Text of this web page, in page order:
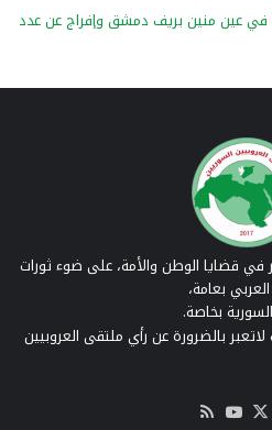
في عين منين بريف دمشق وإفراج عن عدد
في قضايا الوطن والأمة، على ضوء ثورات
العربي بعامة،
بخاصة.
لاتعبر بالضرورة عن رأي ملتقى العروبيين
فيسبوك
‫X
‫YouTube